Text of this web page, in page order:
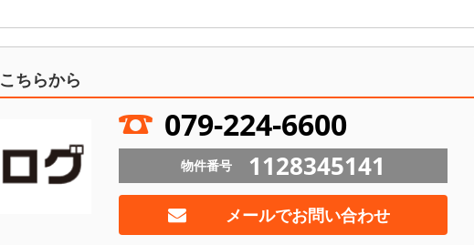
こちらから
079-224-6600
物件番号 1128345141
メールでお問い合わせ